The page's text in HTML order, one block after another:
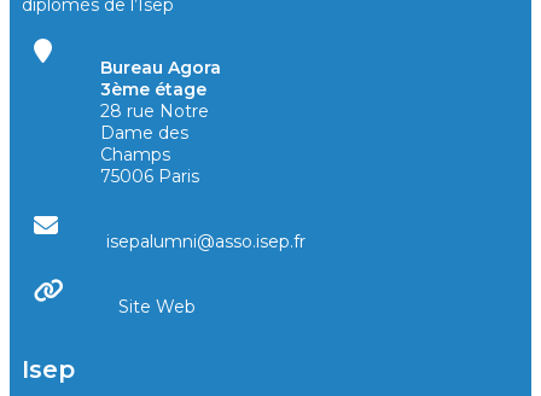
diplômés de l’Isep
Bureau Agora
3ème étage
28 rue Notre
Dame des
Champs
75006 Paris
isepalumni@asso.isep.fr
Site Web
Isep